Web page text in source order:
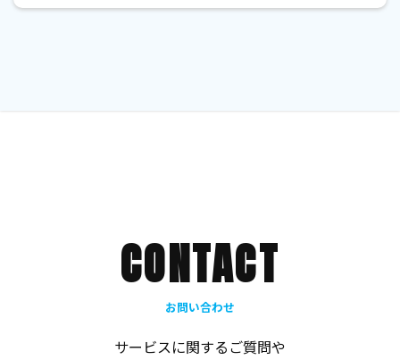
ご支援概要
ご支援概要
CONTACT
お問い合わせ
サービスに関するご質問や